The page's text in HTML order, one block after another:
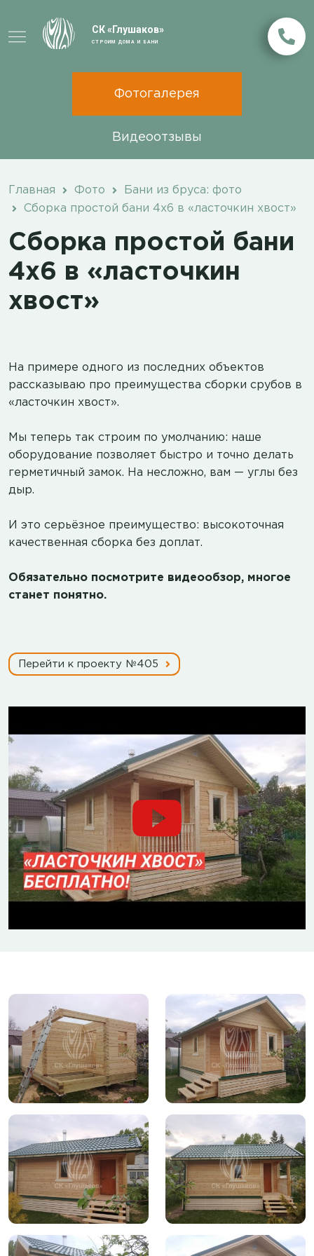
СК «Глушаков»
СТРОИМ ДОМА И БАНИ
Фотогалерея
Видеоотзывы
Главная Фото
Бани из бруса: фото
Сборка простой бани 4х6 в «ласточкин хвост»
Сборка простой бани
4х6 в «ласточкин
хвост»
На примере одного из последних объектов
рассказываю про преимущества сборки срубов в
«ласточкин хвост».
Мы теперь так строим по умолчанию: наше
оборудование позволяет быстро и точно делать
герметичный замок. На несложно, вам — углы без
дыр.
И это серьёзное преимущество: высокоточная
качественная сборка без доплат.
Обязательно посмотрите видеообзор, многое
станет понятно.
Перейти к проекту №405